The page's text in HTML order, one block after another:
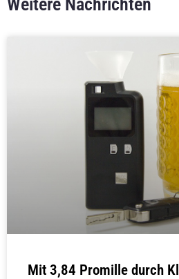
Weitere Nachrichten
Mit 3,84 Promille durch